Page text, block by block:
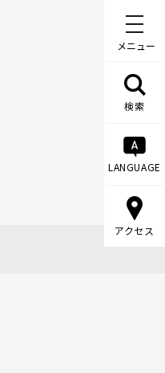
メニュー
検索
LANGUAGE
アクセス